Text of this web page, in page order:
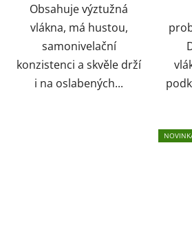
Obsahuje výztužná
vlákna, má hustou,
samonivelační
konzistenci a skvěle drží
i na oslabených...